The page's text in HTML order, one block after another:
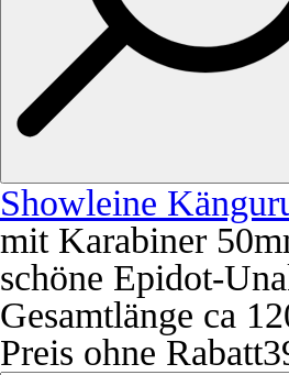
Showleine
mit Karabiner
schöne Epidot-
Gesamtlänge ca
Preis ohne Rabatt